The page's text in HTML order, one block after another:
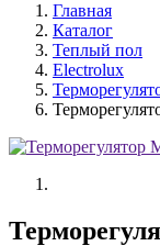
Главная
Каталог
Теплый пол
Electrolux